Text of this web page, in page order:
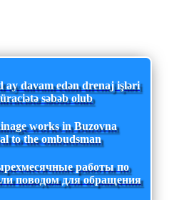
ay davam edən drenaj işləri
səbəb olub
works in Buzovna
to the ombudsman
работы по
поводом для обращения